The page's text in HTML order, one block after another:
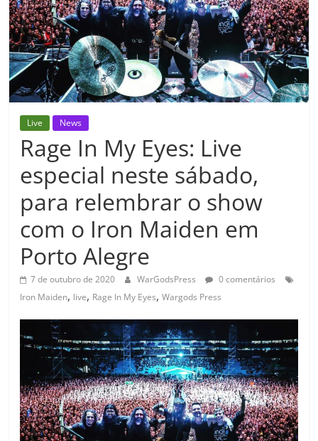
Live News
Rage In My Eyes: Live
especial neste sábado,
para relembrar o show
com o Iron Maiden em
Porto Alegre
7 de outubro de 2020 WarGodsPress
0 comentários
Iron Maiden, live, Rage In My Eyes,Wargods Press